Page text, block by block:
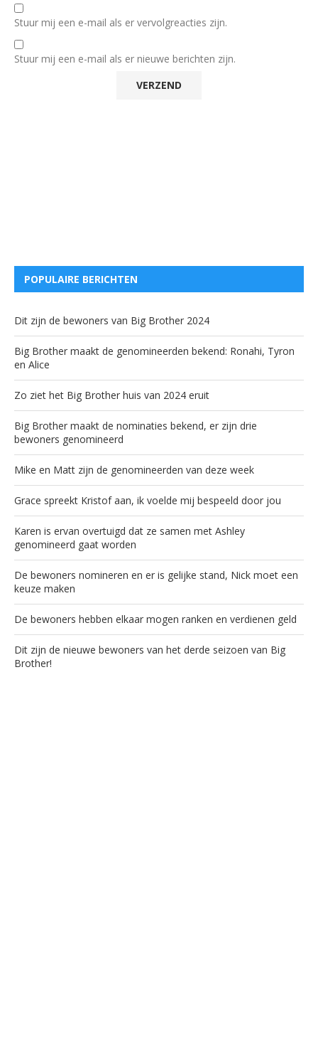
Stuur mij een e-mail als er vervolgreacties zijn.
Stuur mij een e-mail als er nieuwe berichten zijn.
POPULAIRE BERICHTEN
Dit zijn de bewoners van Big Brother 2024
Big Brother maakt de genomineerden bekend: Ronahi, Tyron
en Alice
Zo ziet het Big Brother huis van 2024 eruit
Big Brother maakt de nominaties bekend, er zijn drie
bewoners genomineerd
Mike en Matt zijn de genomineerden van deze week
Grace spreekt Kristof aan, ik voelde mij bespeeld door jou
Karen is ervan overtuigd dat ze samen met Ashley
genomineerd gaat worden
De bewoners nomineren en er is gelijke stand, Nick moet een
keuze maken
De bewoners hebben elkaar mogen ranken en verdienen geld
Dit zijn de nieuwe bewoners van het derde seizoen van Big
Brother!